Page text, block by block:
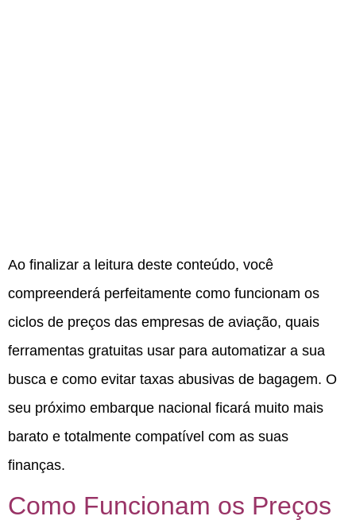
Ao finalizar a leitura deste conteúdo, você
compreenderá perfeitamente como funcionam os
ciclos de preços das empresas de aviação, quais
ferramentas gratuitas usar para automatizar a sua
busca e como evitar taxas abusivas de bagagem. O
seu próximo embarque nacional ficará muito mais
barato e totalmente compatível com as suas
finanças.
Como Funcionam os Preços